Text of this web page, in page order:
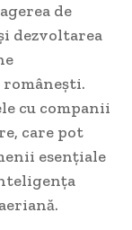
de
dezvoltarea
cu companii
care pot
esențiale